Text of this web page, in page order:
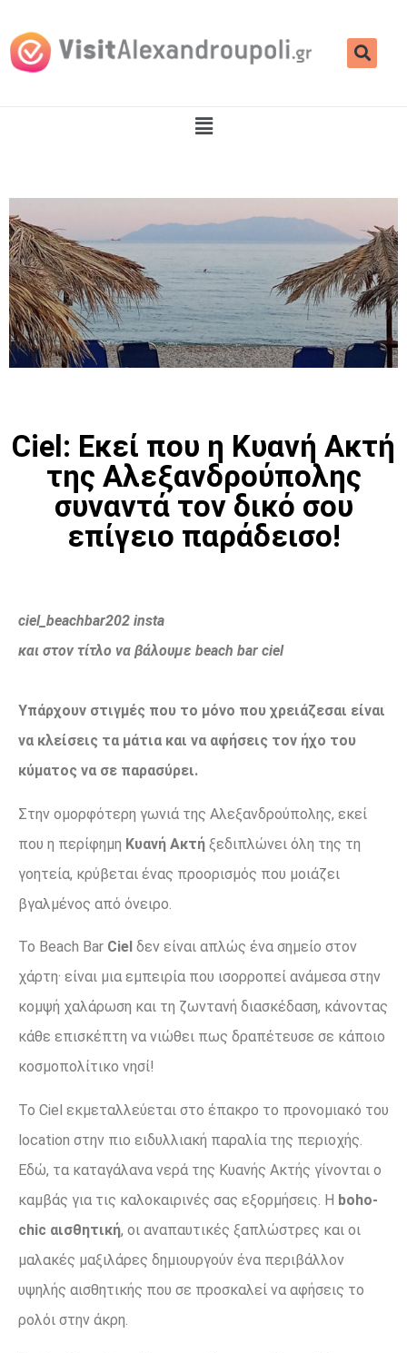
Ciel: Εκεί που η Κυανή Ακτή
της Αλεξανδρούπολης
συναντά τον δικό σου
επίγειο παράδεισο!
ciel_beachbar202 insta
και στον τίτλο να βάλουμε beach bar ciel
Υπάρχουν στιγμές που το μόνο που χρειάζεσαι είναι
να κλείσεις τα μάτια και να αφήσεις τον ήχο του
κύματος να σε παρασύρει.
Στην ομορφότερη γωνιά της Αλεξανδρούπολης, εκεί
που η περίφημη Κυανή Ακτή ξεδιπλώνει όλη της τη
γοητεία, κρύβεται ένας προορισμός που μοιάζει
βγαλμένος από όνειρο.
Το Beach Bar Ciel δεν είναι απλώς ένα σημείο στον
χάρτη· είναι μια εμπειρία που ισορροπεί ανάμεσα στην
κομψή χαλάρωση και τη ζωντανή διασκέδαση, κάνοντας
κάθε επισκέπτη να νιώθει πως δραπέτευσε σε κάποιο
κοσμοπολίτικο νησί!
Το Ciel εκμεταλλεύεται στο έπακρο το προνομιακό του
location στην πιο ειδυλλιακή παραλία της περιοχής.
Εδώ, τα καταγάλανα νερά της Κυανής Ακτής γίνονται ο
καμβάς για τις καλοκαιρινές σας εξορμήσεις. Η boho-
chic αισθητική, οι αναπαυτικές ξαπλώστρες και οι
μαλακές μαξιλάρες δημιουργούν ένα περιβάλλον
υψηλής αισθητικής που σε προσκαλεί να αφήσεις το
ρολόι στην άκρη.